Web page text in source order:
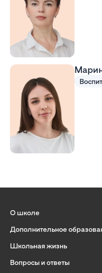
О школе
Дополнительное
Школьная жизнь
Вопросы и ответы